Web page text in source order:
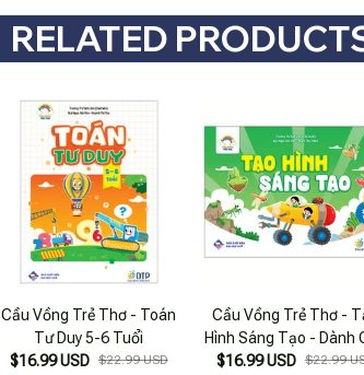
RELATED
Cầu Vồng Trẻ Thơ - Toán
Tư Duy 5-6 Tuổi
$16.99 USD $22.99 USD
Cầu Vồng Trẻ Thơ -
Hình Sáng Tạo - Dành
Trẻ 3-4 Tuổi
$16.99 USD $22.99